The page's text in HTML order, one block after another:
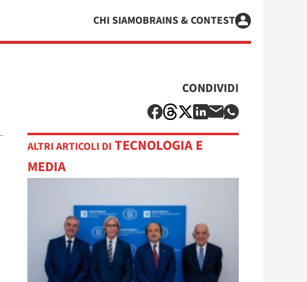
CHI SIAMOBRAINS & CONTEST
CONDIVIDI
ALTRI ARTICOLI DI TECNOLOGIA E
MEDIA